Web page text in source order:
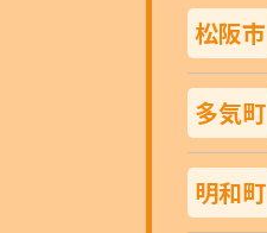
松阪市
多気町
明和町